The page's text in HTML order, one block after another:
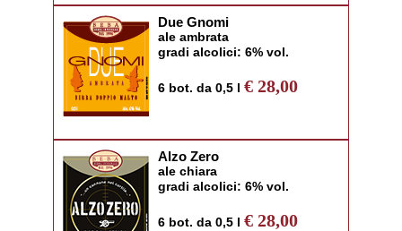
Due Gnomi
ale ambrata
gradi alcolici: 6% vol.
6 bot. da 0,5 l € 28,00
Alzo Zero
ale chiara
gradi alcolici: 6% vol.
6 bot. da 0,5 l € 28,00